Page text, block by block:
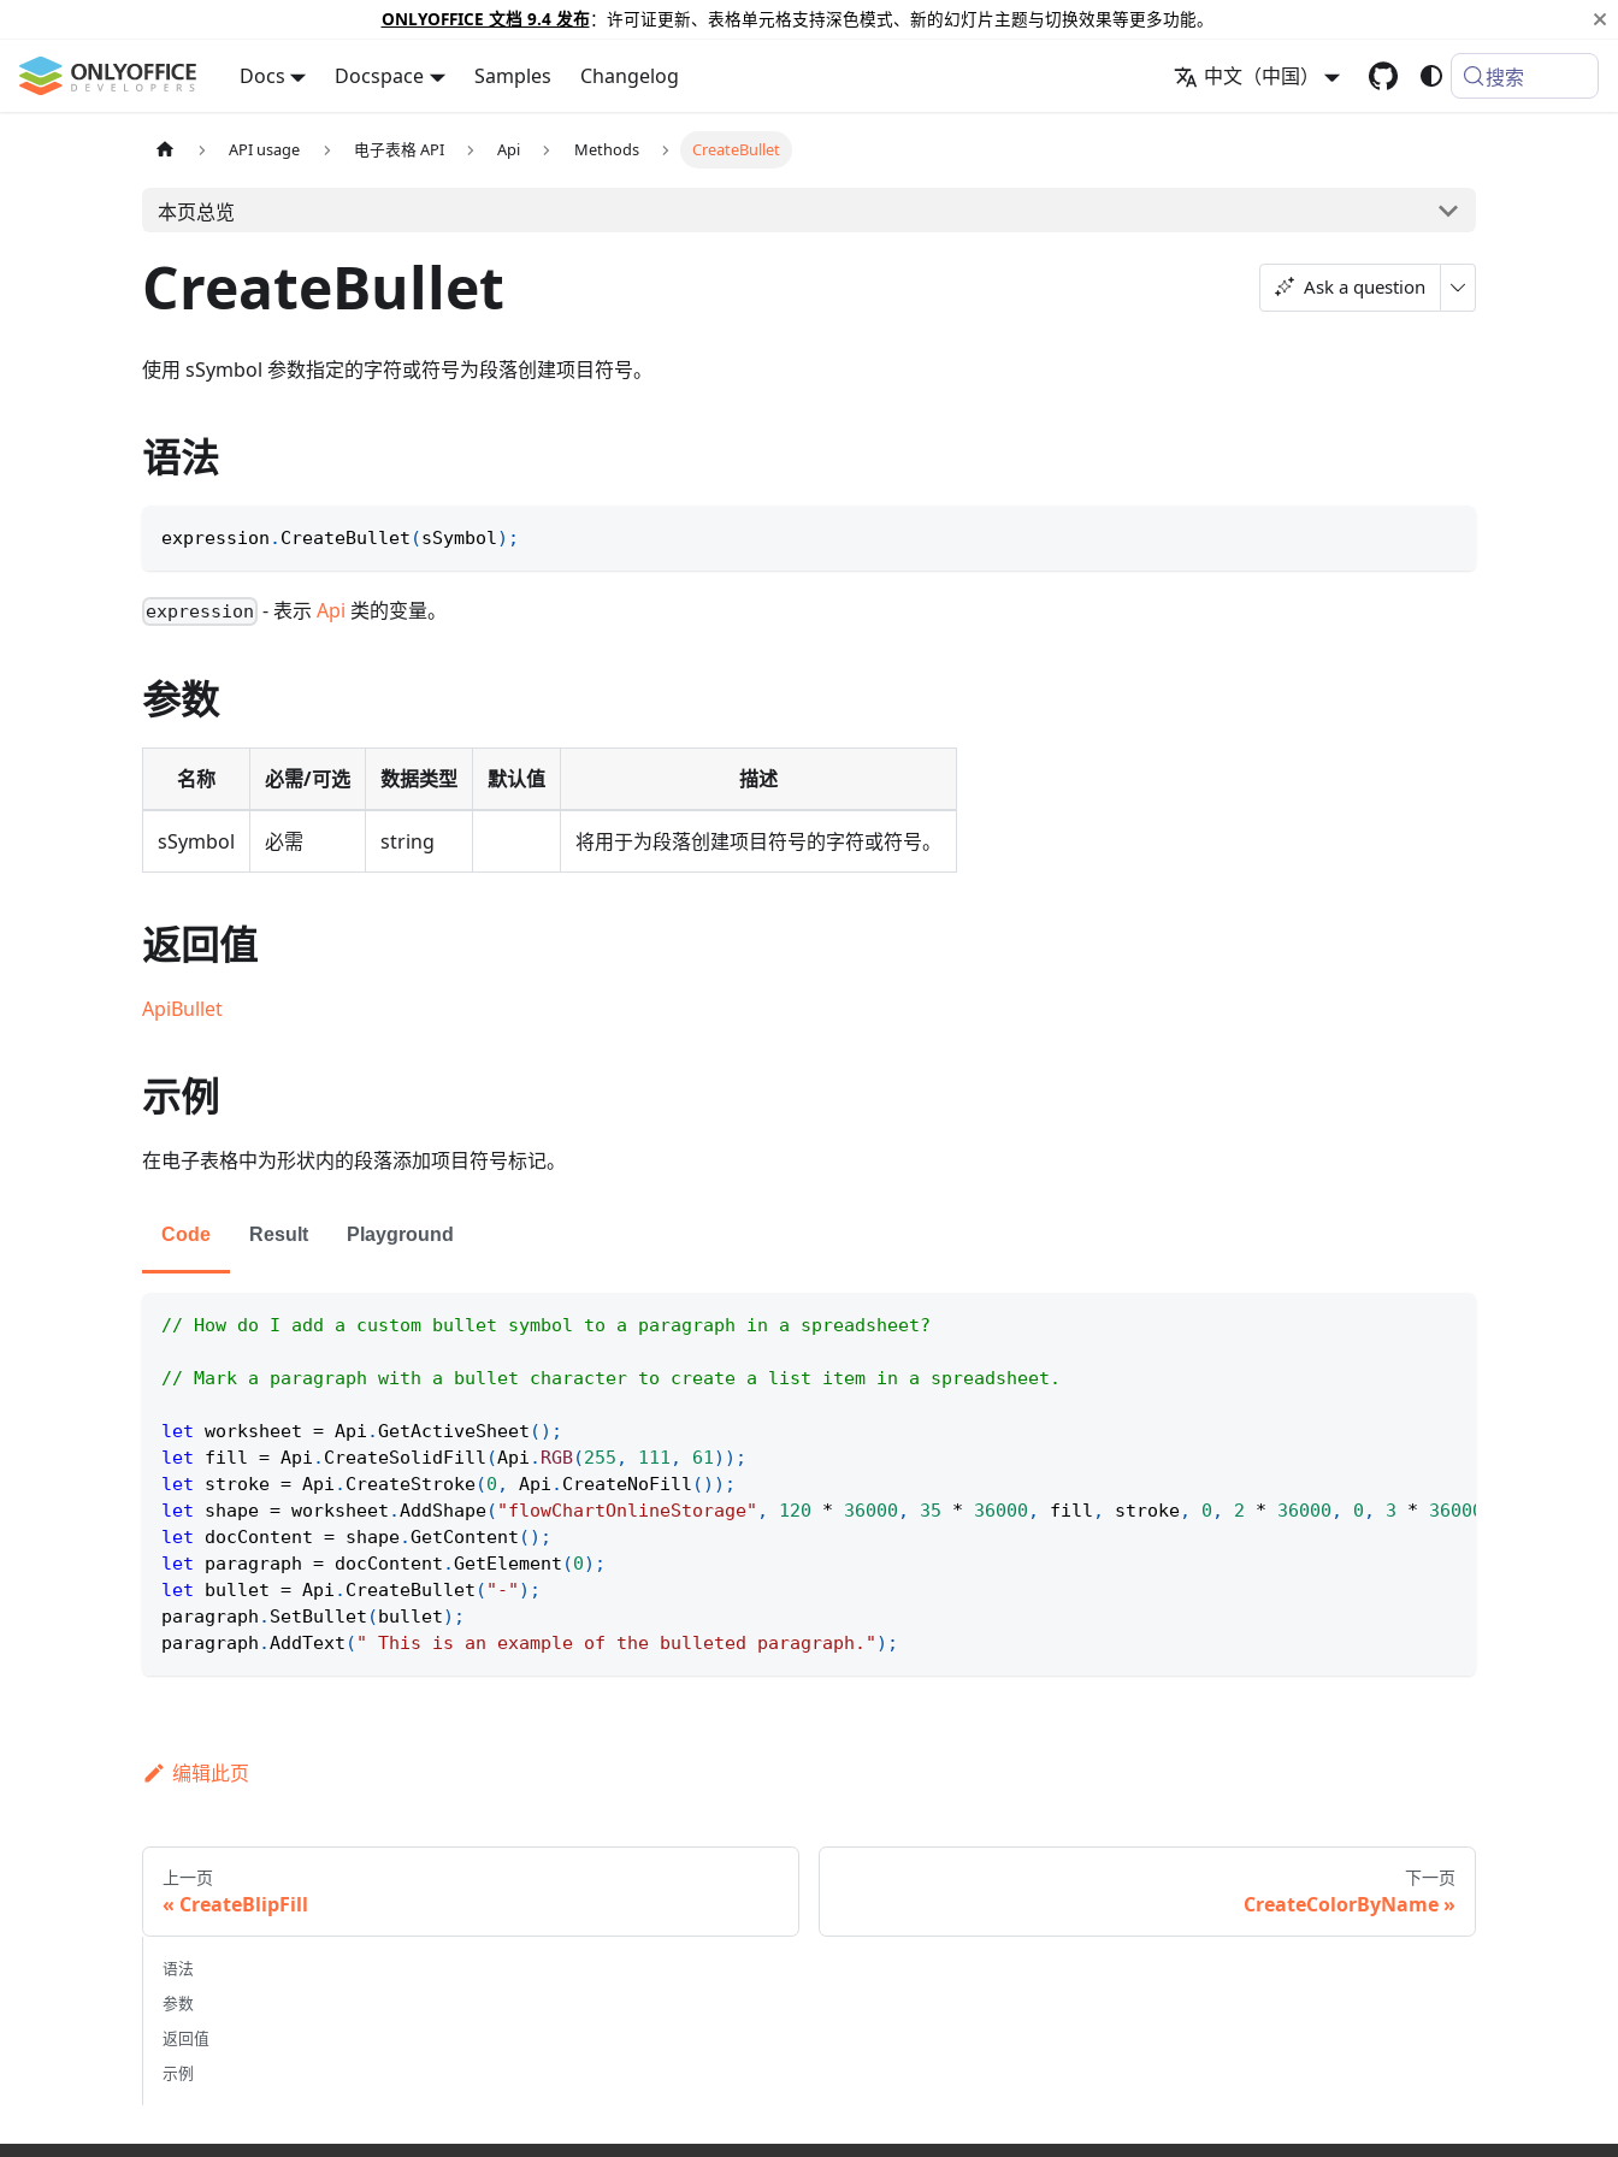
ONLYOFFICE 文档 9.4 发布：许可证更新、表格单元格支持深色模式、新的幻灯片主题与切换效果等更多功能。
Docs Docspace Samples Changelog 中文（中国） 搜索
API usage 电子表格 API Api Methods CreateBullet
本页总览
CreateBullet Ask a question
使用 sSymbol 参数指定的字符或符号为段落创建项目符号。
语法
expression . CreateBullet (sSymbol) ;
expression - 表示Api 类的变量。
参数
名称 必需/可选 数据类型 默认值 描述
sSymbol 必需 string 将用于为段落创建项目符号的字符或符号。
返回值
ApiBullet
示例
在电子表格中为形状内的段落添加项目符号标记。
Code Result Playground
// How do I add a custom bullet symbol to a paragraph in a spreadsheet?
// Mark a paragraph with a bullet character to create a list item in a spreadsheet.
let worksheet = Api .GetActiveSheet ( ) ;
let fill = Api . CreateSolidFill (Api . RGB(255 , 111 , 61) ) ;
let stroke = Api . CreateStroke(0 , Api . CreateNoFill ( ) ) ;
let shape = worksheet .AddShape( "flowChartOnlineStorage" , 120 * 36000 , 35 * 36000 , fill , stroke, 0 , 2 * 36000 , 0 , 3 * 36000
let docContent = shape.GetContent ( ) ;
let paragraph = docContent .GetElement (0) ;
let bullet = Api . CreateBullet ( "-" ) ;
paragraph . SetBullet (bullet) ;
paragraph .AddText ( " This is an example of the bulleted paragraph." ) ;
编辑此页
上一页
CreateBlipFill
下一页
CreateColorByName
语法
参数
返回值
示例